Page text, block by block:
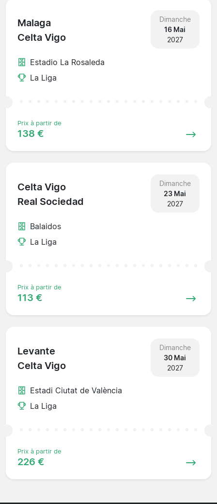
Malaga
Celta Vigo
Dimanche
16 Mai
2027
Estadio La Rosaleda
La Liga
Prix à partir de
138 €
Celta Vigo
Real Sociedad
Dimanche
23 Mai
2027
Balaidos
La Liga
Prix à partir de
113 €
Levante
Celta Vigo
Dimanche
30 Mai
2027
Estadi Ciutat de València
La Liga
Prix à partir de
226 €